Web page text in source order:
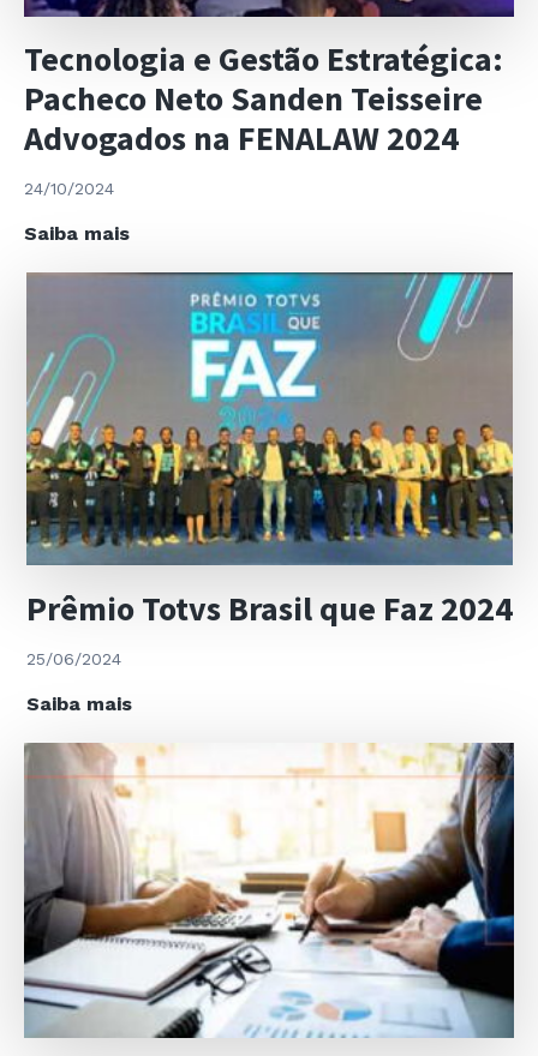
Tecnologia e Gestão Estratégica:
Pacheco Neto Sanden Teisseire
Advogados na FENALAW 2024
24/10/2024
Saiba maisTecnologia
Gestão
Estratégica:
Pacheco
Sanden
Teisseire
Advogados na FENALAW 2024
Prêmio Totvs Brasil que Faz 2024
25/06/2024
Saiba maisPrêmio
Brasil
que
2024